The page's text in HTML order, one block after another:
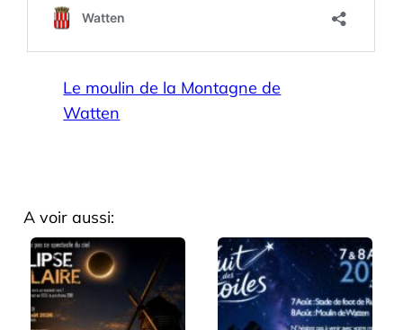
Le moulin de la Montagne de
Watten
A voir aussi: